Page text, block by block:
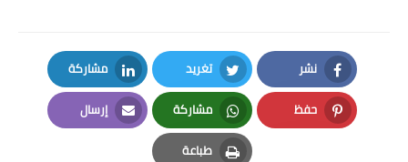
نشر
Facebook
تغريد
Twitter
مشاركة
LinkedIn
حفظ
Pinterest
مشاركة
Whatsapp
إرسال
Email
طباعة